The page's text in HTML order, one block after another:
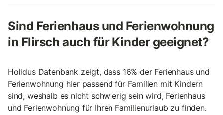
Sind Ferienhaus und Ferienwohnung
in Flirsch auch für Kinder geeignet?
Holidus Datenbank zeigt, dass 16% der Ferienhaus und
Ferienwohnung hier passend für Familien mit Kindern
sind, weshalb es nicht schwierig sein wird, Ferienhaus
und Ferienwohnung für Ihren Familienurlaub zu finden.